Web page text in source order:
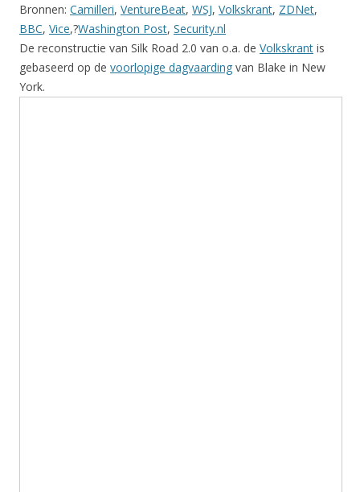
Bronnen: Camilleri, VentureBeat, WSJ, Volkskrant, ZDNet,
BBC, Vice,?Washington Post, Security.nl
De reconstructie van Silk Road 2.0 van o.a. de Volkskrant is
gebaseerd op de voorlopige dagvaarding van Blake in New
York.